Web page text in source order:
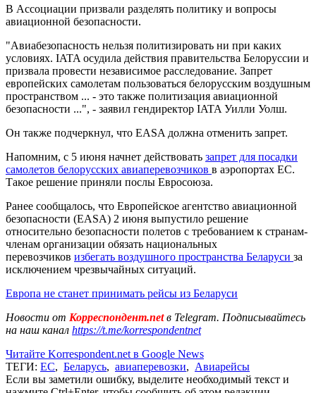
В Ассоциации призвали разделять политику и вопросы
авиационной безопасности.
"Авиабезопасность нельзя политизировать ни при каких
условиях. IATA осудила действия правительства Белоруссии и
призвала провести независимое расследование. Запрет
европейских самолетам пользоваться белорусским воздушным
пространством ... - это также политизация авиационной
безопасности ...", - заявил гендиректор IATA Уилли Уолш.
Он также подчеркнул, что EASA должна отменить запрет.
Напомним, с 5 июня начнет действовать запрет для посадки
самолетов белорусских авиаперевозчиков в аэропортах ЕС.
Такое решение приняли послы Евросоюза.
Ранее сообщалось, что Европейское агентство авиационной
безопасности (EASA) 2 июня выпустило решение
относительно безопасности полетов с требованием к странам-
членам организации обязать национальных
перевозчиков избегать воздушного пространства Беларуси за
исключением чрезвычайных ситуаций.
Европа не станет принимать рейсы из Беларуси
Новости от Корреспондент.netв Telegram. Подписывайтесь
на наш канал https://t.me/korrespondentnet
Читайте Korrespondent.net в Google News
ТЕГИ: ЕС, Беларусь, авиаперевозки, Авиарейсы
Если вы заметили ошибку, выделите необходимый текст и